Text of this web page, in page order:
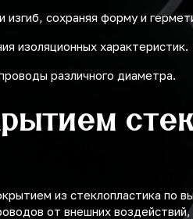
сохраняя форму и
изоляционных характеристик.
различного диаметра.
из стеклопластика по
от внешних